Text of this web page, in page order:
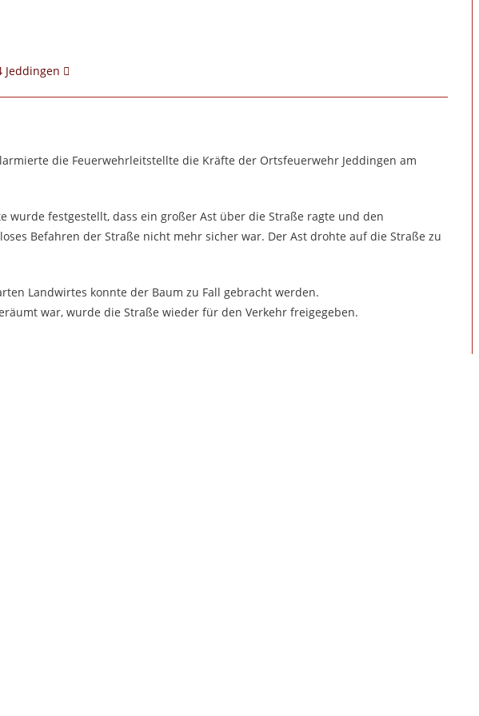
Jeddingen
die Feuerwehrleitstellte die Kräfte der Ortsfeuerwehr Jeddingen am
festgestellt, dass ein großer Ast über die Straße ragte und den
Befahren der Straße nicht mehr sicher war. Der Ast drohte auf die Straße zu
Landwirtes konnte der Baum zu Fall gebracht werden.
war, wurde die Straße wieder für den Verkehr freigegeben.